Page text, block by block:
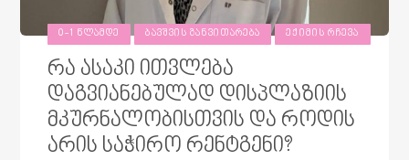
0-1 ᲬᲚᲐᲛᲓᲔ ᲑᲐᲕᲨᲕᲘᲡ ᲒᲐᲜᲕᲘᲗᲐᲠᲔᲑᲐ ᲔᲥᲘᲛᲘᲡ ᲠᲩᲔᲕᲐ
რა ასაკი ითვლება
დაგვიანებულად დისპლაზიის
მკურნალობისთვის და როდის
არის საჭირო რენტგენი?